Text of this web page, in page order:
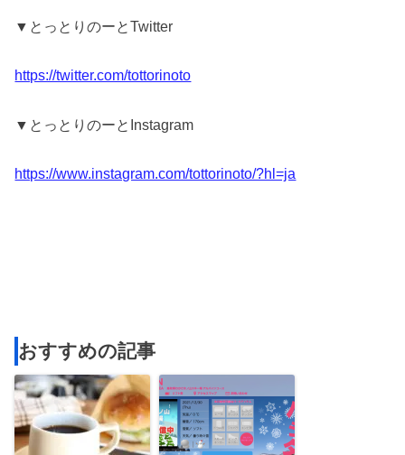
▼とっとりのーとTwitter
https://twitter.com/tottorinoto
▼とっとりのーとInstagram
https://www.instagram.com/tottorinoto/?hl=ja
おすすめの記事